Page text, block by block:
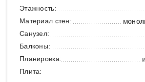
Этажность:
Материал стен:
Санузел:
Балконы:
Планировка:
Плита: